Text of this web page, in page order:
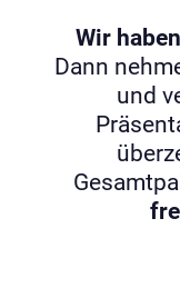
Wir
Dann
und